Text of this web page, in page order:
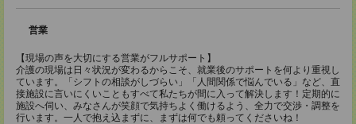
営業
【現場の声を大切にする営業がフルサポート】
介護の現場は日々状況が変わるからこそ、就業後のサポートを何より重視し
ています。「シフトの相談がしづらい」「人間関係で悩んでいる」など、直
接施設に言いにくいこともすべて私たちが間に入って解決します！定期的に
施設へ伺い、みなさんが笑顔で気持ちよく働けるよう、全力で交渉・調整を
行います。一人で抱え込まずに、まずは何でも頼ってくださいね！